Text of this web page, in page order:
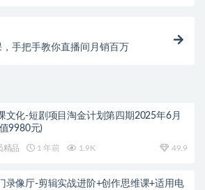
手把手教你直播间月销百万
文化-短剧项目淘金计划第四期2025年6月
9980元)
精品 1 年前 1.9K 49.9
录像厅-剪辑实战进阶+创作思维课+适用电